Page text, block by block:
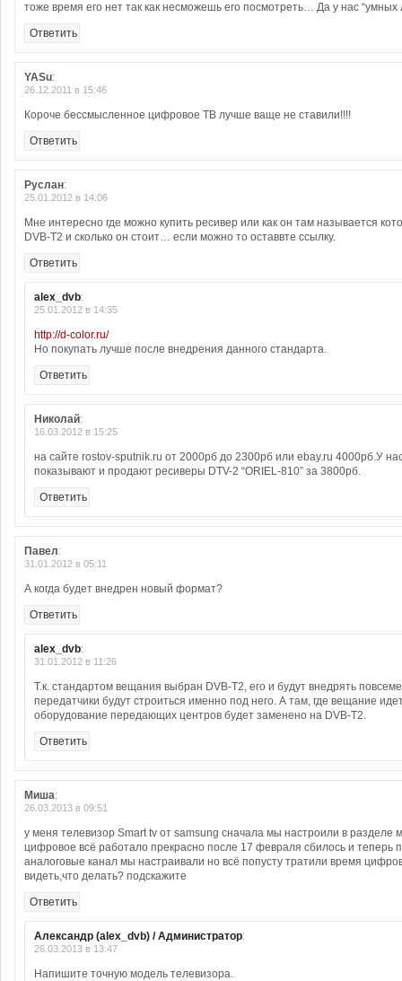
тоже время его нет так как несможешь его посмотреть… Да у нас
Ответить
YASu:
26.12.2011 в 15:46
Короче бессмысленное цифровое ТВ лучше ваще не ставили!!!!
Ответить
Руслан:
25.01.2012 в 14:06
Мне интересно где можно купить ресивер или как он там называется
DVB-T2 и сколько он стоит… если можно то оставвте ссылку.
Ответить
alex_dvb:
25.01.2012 в 14:35
http://d-color.ru/
Но покупать лучше после внедрения данного стандарта.
Ответить
Николай:
16.03.2012 в 15:25
на сайте rostov-sputnik.ru от 2000рб до 2300рб или ebay.ru 4000рб.У
показывают и продают ресиверы DTV-2 “ORIEL-810” за 3800рб.
Ответить
Павел:
31.01.2012 в 05:11
А когда будет внедрен новый формат?
Ответить
alex_dvb:
31.01.2012 в 11:26
Т.к. стандартом вещания выбран DVB-T2, его и будут внедрять
передатчики будут строиться именно под него. А там, где вещание
оборудование передающих центров будет заменено на DVB-T2.
Ответить
Миша:
26.03.2013 в 09:51
у меня телевизор Smart tv от samsung сначала мы настроили в разделе
цифровое всё работало прекрасно после 17 февраля сбилось и теперь
аналоговые канал мы настраивали но всё попусту тратили время
видеть,что делать? подскажите
Ответить
Александр (alex_dvb) / Администратор:
26.03.2013 в 13:47
Напишите точную модель телевизора.